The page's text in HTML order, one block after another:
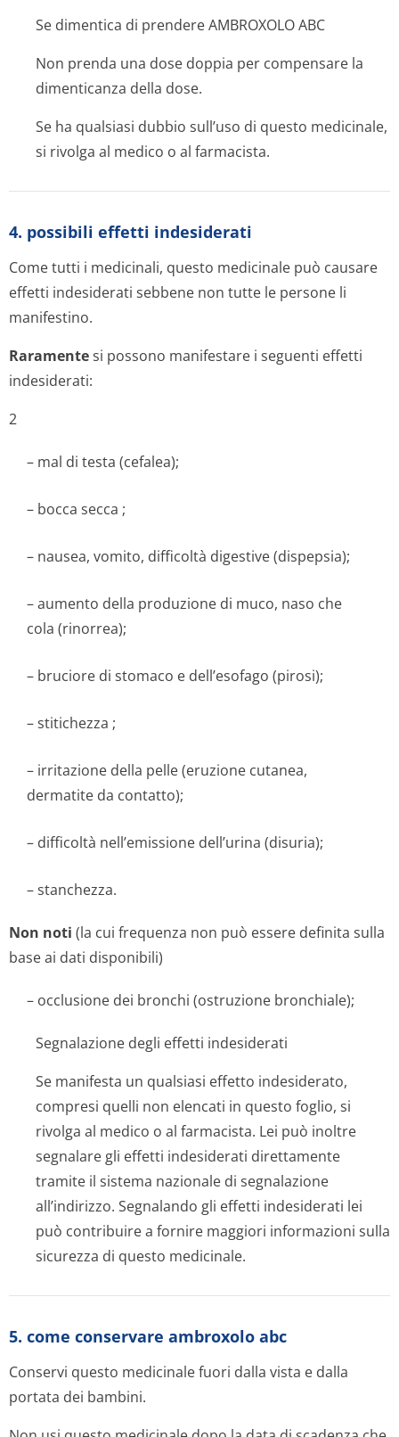
Se dimentica di prendere AMBROXOLO ABC
Non prenda una dose doppia per compensare la
dimenticanza della dose.
Se ha qualsiasi dubbio sull’uso di questo medicinale,
si rivolga al medico o al farmacista.
4. possibili effetti indesiderati
Come tutti i medicinali, questo medicinale può causare
effetti indesiderati sebbene non tutte le persone li
manifestino.
Raramentesi possono manifestare i seguenti effetti
indesiderati:
2
– mal di testa (cefalea);
– bocca secca ;
– nausea, vomito, difficoltà digestive (dispepsia);
– aumento della produzione di muco, naso che
cola (rinorrea);
– bruciore di stomaco e dell’esofago (pirosi);
– stitichezza ;
– irritazione della pelle (eruzione cutanea,
dermatite da contatto);
– difficoltà nell’emissione dell’urina (disuria);
– stanchezza.
Non noti (la cui frequenza non può essere definita sulla
base ai dati disponibili)
– occlusione dei bronchi (ostruzione bronchiale);
Segnalazione degli effetti indesiderati
Se manifesta un qualsiasi effetto indesiderato,
compresi quelli non elencati in questo foglio, si
rivolga al medico o al farmacista. Lei può inoltre
segnalare gli effetti indesiderati direttamente
tramite il sistema nazionale di segnalazione
all’indirizzo. Segnalando gli effetti indesiderati lei
può contribuire a fornire maggiori informazioni sulla
sicurezza di questo medicinale.
5. come conservare ambroxolo abc
Conservi questo medicinale fuori dalla vista e dalla
portata dei bambini.